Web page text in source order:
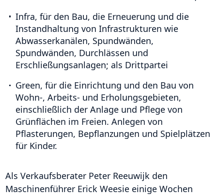
Infra, für den Bau, die Erneuerung und die
Instandhaltung von Infrastrukturen wie
Abwasserkanälen, Spundwänden,
Spundwänden, Durchlässen und
Erschließungsanlagen; als Drittpartei
Green, für die Einrichtung und den Bau von
Wohn-, Arbeits- und Erholungsgebieten,
einschließlich der Anlage und Pflege von
Grünflächen im Freien. Anlegen von
Pflasterungen, Bepflanzungen und Spielplätzen
für Kinder.
Als Verkaufsberater Peter Reeuwijk den
Maschinenführer Erick Weesie einige Wochen